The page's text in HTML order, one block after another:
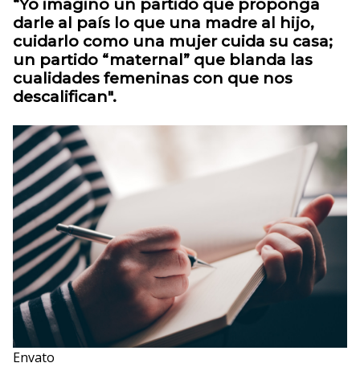
darle al país lo que una madre al hijo,
cuidarlo como una mujer cuida su casa;
un partido “maternal” que blanda las
cualidades femeninas con que nos
descalifican".
Envato